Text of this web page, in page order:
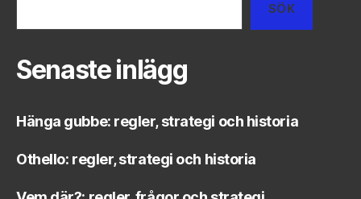
SÖK
Senaste inlägg
Hänga gubbe: regler, strategi och historia
Othello: regler, strategi och historia